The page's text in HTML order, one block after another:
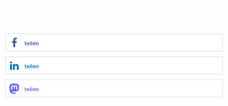
teilen
teilen
teilen